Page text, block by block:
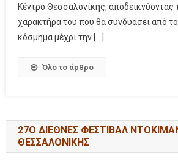
Κέντρο Θεσσαλονίκης, αποδεικνύοντας
χαρακτήρα του που θα συνδυάσει από
κόσμημα μέχρι την […]
Όλο το άρθρο
27Ο ΔΙΕΘΝΕΣ ΦΕΣΤΙΒΑΛ
ΘΕΣΣΑΛΟΝΙΚΗΣ